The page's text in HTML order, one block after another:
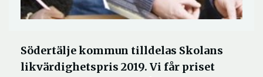
Södertälje kommun tilldelas Skolans
likvärdighetspris 2019. Vi får priset